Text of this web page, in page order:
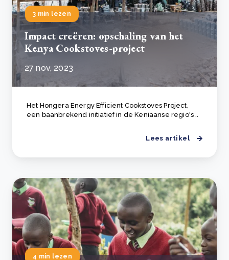
3 min lezen
Impact creëren: opschaling van het
Kenya Cookstoves-project
27 nov, 2023
Het Hongera Energy Efficient Cookstoves Project,
een baanbrekend initiatief in de Keniaanse regio's ..
Lees artikel
4 min lezen